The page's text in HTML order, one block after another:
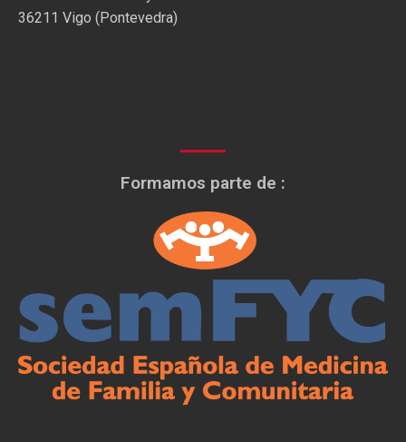
36211 Vigo (Pontevedra)
Formamos parte de :